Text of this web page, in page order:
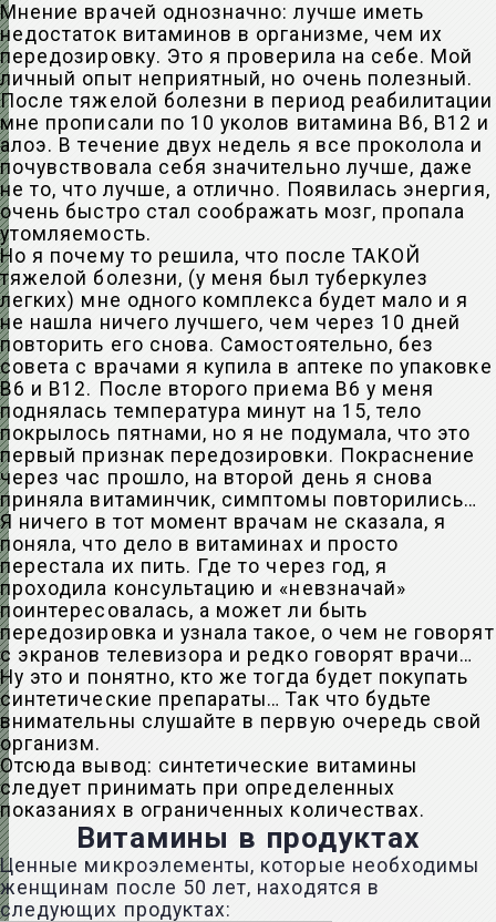
Мнение врачей однозначно: лучше иметь
недостаток витаминов в организме, чем их
передозировку. Это я проверила на себе. Мой
личный опыт неприятный, но очень полезный.
После тяжелой болезни в период реабилитации
мне прописали по 10 уколов витамина В6, В12 и
алоэ. В течение двух недель я все проколола и
почувствовала себя значительно лучше, даже
не то, что лучше, а отлично. Появилась энергия,
очень быстро стал соображать мозг, пропала
утомляемость.
Но я почему то решила, что после ТАКОЙ
тяжелой болезни, (у меня был туберкулез
легких) мне одного комплекса будет мало и я
не нашла ничего лучшего, чем через 10 дней
повторить его снова. Самостоятельно, без
совета с врачами я купила в аптеке по упаковке
В6 и В12. После второго приема В6 у меня
поднялась температура минут на 15, тело
покрылось пятнами, но я не подумала, что это
первый признак передозировки. Покраснение
через час прошло, на второй день я снова
приняла витаминчик, симптомы повторились…
Я ничего в тот момент врачам не сказала, я
поняла, что дело в витаминах и просто
перестала их пить. Где то через год, я
проходила консультацию и «невзначай»
поинтересовалась, а может ли быть
передозировка и узнала такое, о чем не говорят
с экранов телевизора и редко говорят врачи…
Ну это и понятно, кто же тогда будет покупать
синтетические препараты… Так что будьте
внимательны слушайте в первую очередь свой
организм.
Отсюда вывод: синтетические витамины
следует принимать при определенных
показаниях в ограниченных количествах.
Витамины в продуктах
Ценные микроэлементы, которые необходимы
женщинам после 50 лет, находятся в
следующих продуктах: